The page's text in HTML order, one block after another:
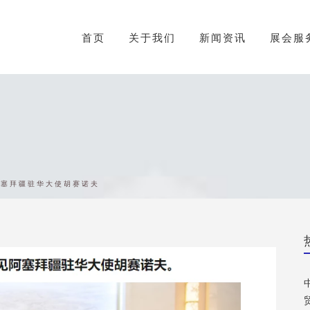
首页 关于我们 新闻资讯 展会服
拜疆驻华大使胡赛诺夫